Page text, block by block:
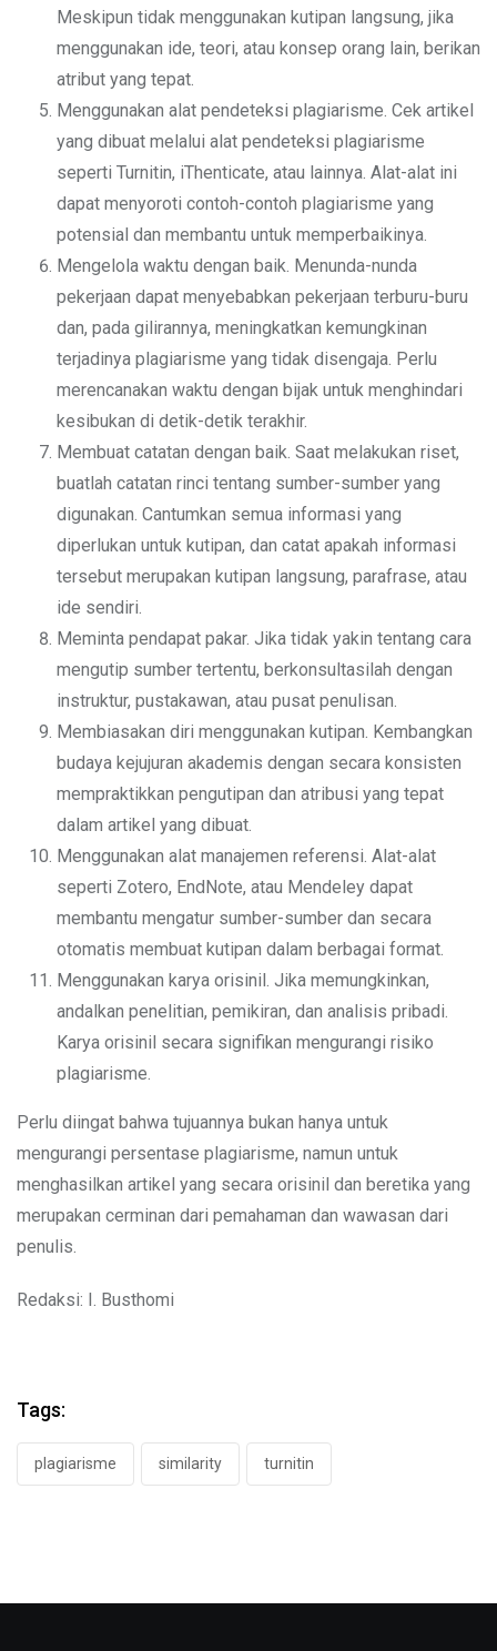
Meskipun tidak menggunakan kutipan langsung, jika
menggunakan ide, teori, atau konsep orang lain, berikan
atribut yang tepat.
Menggunakan alat pendeteksi plagiarisme. Cek artikel
yang dibuat melalui alat pendeteksi plagiarisme
seperti Turnitin, iThenticate, atau lainnya. Alat-alat ini
dapat menyoroti contoh-contoh plagiarisme yang
potensial dan membantu untuk memperbaikinya.
Mengelola waktu dengan baik. Menunda-nunda
pekerjaan dapat menyebabkan pekerjaan terburu-buru
dan, pada gilirannya, meningkatkan kemungkinan
terjadinya plagiarisme yang tidak disengaja. Perlu
merencanakan waktu dengan bijak untuk menghindari
kesibukan di detik-detik terakhir.
Membuat catatan dengan baik. Saat melakukan riset,
buatlah catatan rinci tentang sumber-sumber yang
digunakan. Cantumkan semua informasi yang
diperlukan untuk kutipan, dan catat apakah informasi
tersebut merupakan kutipan langsung, parafrase, atau
ide sendiri.
Meminta pendapat pakar. Jika tidak yakin tentang cara
mengutip sumber tertentu, berkonsultasilah dengan
instruktur, pustakawan, atau pusat penulisan.
Membiasakan diri menggunakan kutipan. Kembangkan
budaya kejujuran akademis dengan secara konsisten
mempraktikkan pengutipan dan atribusi yang tepat
dalam artikel yang dibuat.
Menggunakan alat manajemen referensi. Alat-alat
seperti Zotero, EndNote, atau Mendeley dapat
membantu mengatur sumber-sumber dan secara
otomatis membuat kutipan dalam berbagai format.
Menggunakan karya orisinil. Jika memungkinkan,
andalkan penelitian, pemikiran, dan analisis pribadi.
Karya orisinil secara signifikan mengurangi risiko
plagiarisme.
Perlu diingat bahwa tujuannya bukan hanya untuk
mengurangi persentase plagiarisme, namun untuk
menghasilkan artikel yang secara orisinil dan beretika yang
merupakan cerminan dari pemahaman dan wawasan dari
penulis.
Redaksi: I. Busthomi
Tags:
plagiarisme similarity turnitin